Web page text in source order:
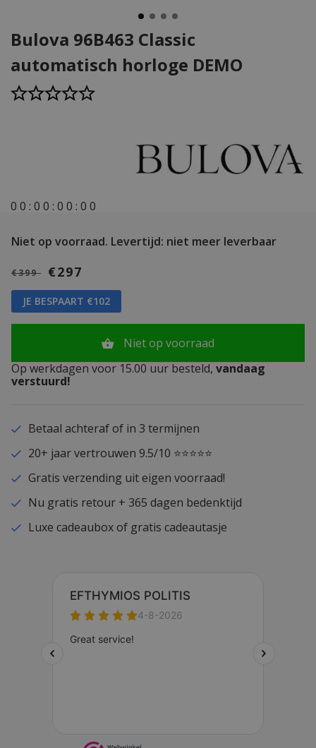
Bulova 96B463 Classic
automatisch horloge DEMO
0 0 : 0 0 : 0 0 : 0 0
Niet op voorraad. Levertijd: niet meer leverbaar
€399 €297
JE BESPAART €102
Niet op voorraad
Op werkdagen voor 15.00 uur besteld, vandaag
verstuurd!
Betaal achteraf of in 3 termijnen
20+ jaar vertrouwen 9.5/10 ⭐⭐⭐⭐⭐
Gratis verzending uit eigen voorraad!
Nu gratis retour + 365 dagen bedenktijd
Luxe cadeaubox of gratis cadeautasje